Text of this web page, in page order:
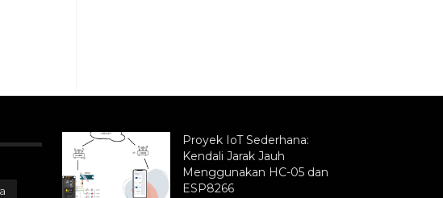
Proyek IoT Sederhana:
Kendali Jarak Jauh
Menggunakan HC-05 dan
ESP8266